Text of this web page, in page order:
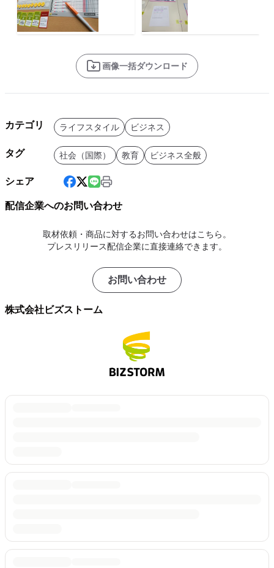
画像一括ダウンロード
カテゴリ ライフスタイル ビジネス
タグ 社会（国際） 教育 ビジネス全般
シェア
配信企業へのお問い合わせ
取材依頼・商品に対するお問い合わせはこちら。
プレスリリース配信企業に直接連絡できます。
お問い合わせ
株式会社ビズストーム